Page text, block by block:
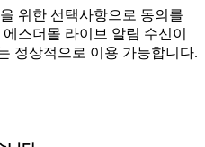
위한 선택사항으로 동의를
스더몰 라이브 알림 수신이
정상적으로 이용 가능합니다.